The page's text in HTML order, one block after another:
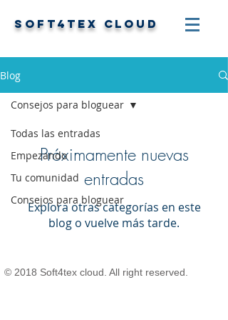
SOFT4TEX CLOUD
Blog
Todas las entradas
Empezando
Tu comunidad
Consejos para bloguear
Consejos para bloguear
Próximamente nuevas
entradas
Explora otras categorías en este
blog o vuelve más tarde.
© 2018 Soft4tex cloud. All right reserved.